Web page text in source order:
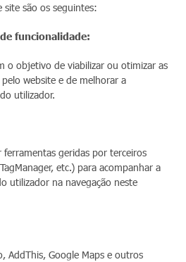
site são os seguintes:
funcionalidade:
o objetivo de viabilizar ou otimizar as
website e de melhorar a
utilizador.
geridas por terceiros
etc.) para acompanhar a
utilizador na navegação neste
AddThis, Google Maps e outros